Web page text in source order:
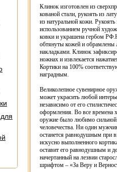
Клинок изготовлен из
кованой стали, рукоять из
из натуральной кожи.
использованием ручной
ковки и украшена гербом
обтянуты кожей и обрамлены
накладками. Клинок
ножнах и извлекается
Кортики на 100%
наградным.
Великолепное сувенирное
может украсить любой
независимо от его
оформления. Во все времена
оружие было любимо
человечества. Ни один
останется равнодушным при
искусно выполненного
оставит его равнодушным и
начертанный на лезвии
шрифтом – «За Веру и